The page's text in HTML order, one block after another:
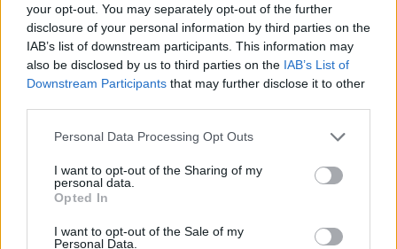
your opt-out. You may separately opt-out of the further
disclosure of your personal information by third parties on the
IAB’s list of downstream participants. This information may
also be disclosed by us to third parties on the IAB’s List of
Downstream Participants that may further disclose it to other
Personal Data Processing Opt Outs
I want to opt-out of the Sharing of my
personal data.
Opted In
I want to opt-out of the Sale of my
Personal Data.